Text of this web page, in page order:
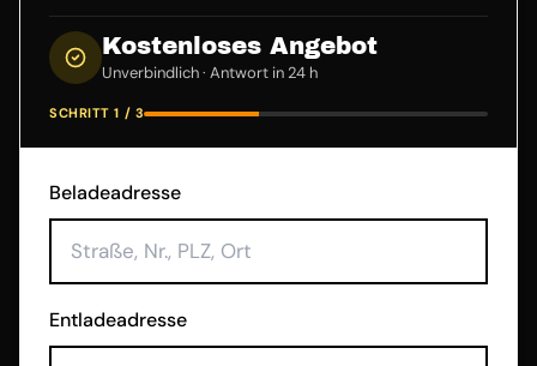
Kostenloses Angebot
Unverbindlich · Antwort in 24 h
SCHRITT 1 / 3
Beladeadresse
Entladeadresse